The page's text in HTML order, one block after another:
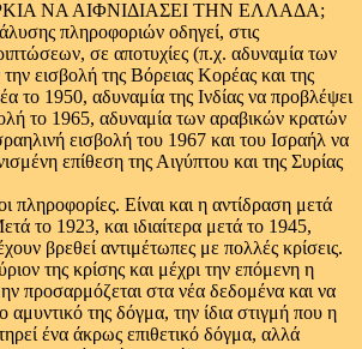
πληροφοριών οδηγεί, στις
σε αποτυχίες (π.χ. αδυναμία των
εισβολή της Βόρειας Κορέας και της
το 1950, αδυναμία της Ινδίας να προβλέψει
το 1965, αδυναμία των αραβικών κρατών
εισβολή του 1967 και του Ισραήλ να
επίθεση της Αιγύπτου και της Συρίας
πληροφορίες. Είναι και η αντίδραση μετά
το 1923, και ιδιαίτερα μετά το 1945,
βρεθεί αντιμέτωπες με πολλές κρίσεις.
της κρίσης και μέχρι την επόμενη η
προσαρμόζεται στα νέα δεδομένα και να
αμυντικό της δόγμα, την ίδια στιγμή που η
ένα άκρως επιθετικό δόγμα, αλλά